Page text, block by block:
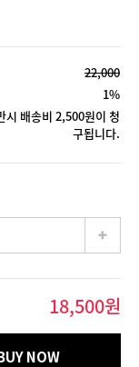
22,000
1%
시 배송비 2,500원이 청
구됩니다.
18,500원
NOW